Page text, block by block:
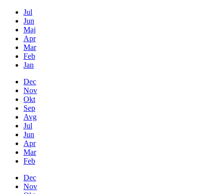
Jul
Jun
Maj
Apr
Mar
Feb
Jan
Dec
Nov
Okt
Sep
Avg
Jul
Jun
Apr
Mar
Feb
Dec
Nov